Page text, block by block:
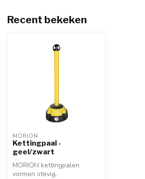
Recent bekeken
MORION
Kettingpaal -
geel/zwart
MORION kettingpalen
vormen stevig,